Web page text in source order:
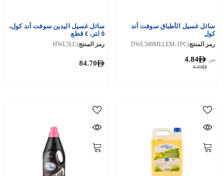
سائل غسيل الأطباق سوفت آند
كول
رمز المنتج:DWL500MLLEM-1PC
8.00
من 4.84
سائل غسيل اليدين سوفت آند كول،
٥ لتر، ٤ قطع
رمز المنتج:HWL5LC
84.70